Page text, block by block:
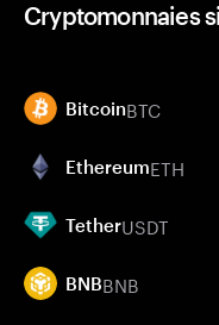
Cryptomonnaies
BitcoinBTC
EthereumETH
TetherUSDT
BNBBNB